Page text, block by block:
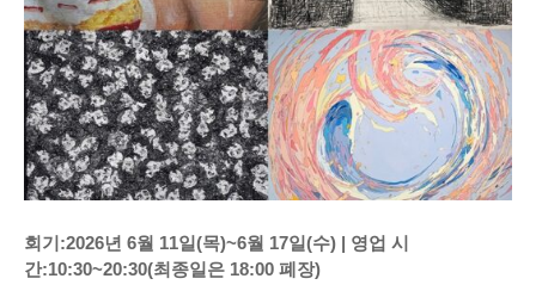
회기:2026년 6월 11일(목)~6월 17일(수) | 영업 시
간:10:30~20:30(최종일은 18:00 폐장)